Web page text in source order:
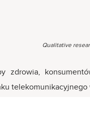
Qualitative
zdrowia,
telekomunikacyjnego